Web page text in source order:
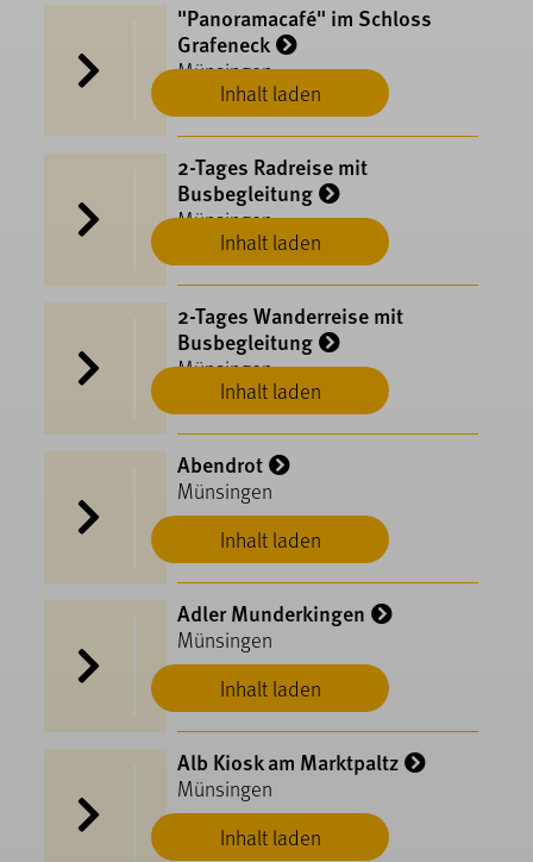
Inhalt laden
"Panoramacafé" im Schloss
Grafeneck
Münsingen
Inhalt laden
2-Tages Radreise mit
Busbegleitung
Münsingen
Inhalt laden
2-Tages Wanderreise mit
Busbegleitung
Münsingen
Inhalt laden
Abendrot
Münsingen
Inhalt laden
Adler Munderkingen
Münsingen
Inhalt laden
Alb Kiosk am Marktpaltz
Münsingen